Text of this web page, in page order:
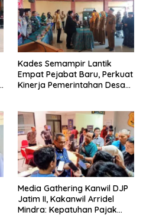
Kades Semampir Lantik
Empat Pejabat Baru, Perkuat
Kinerja Pemerintahan Desa
Media Gathering Kanwil DJP
Jatim II, Kakanwil Arridel
Mindra: Kepatuhan Pajak